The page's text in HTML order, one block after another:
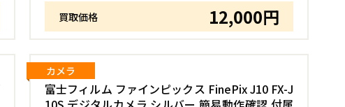
買取価格 12,000円
富士フィルム ファインピックス FinePix J10 FX-J
カメラ